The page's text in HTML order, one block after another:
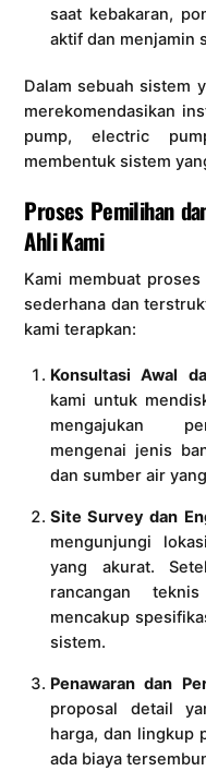
saat kebakaran,
aktif dan menjamin
Dalam sebuah sistem
merekomendasikan
pump, electric
membentuk sistem
Proses Pemilihan
Ahli Kami
Kami membuat
sederhana dan
kami terapkan:
Konsultasi Awal
kami untuk
mengajukan
mengenai jenis
dan sumber air
Site Survey dan
mengunjungi
yang akurat.
rancangan
mencakup
sistem.
Penawaran dan
proposal detail
harga, dan lingkup
ada biaya